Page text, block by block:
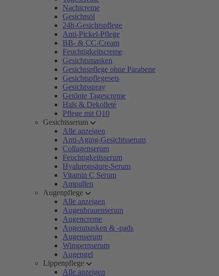
Nachtcreme
Gesichtsöl
24h-Gesichtspflege
Anti-Pickel-Pflege
BB- & CC-Cream
Feuchtigkeitscreme
Gesichtsmasken
Gesichtspflege ohne Parabene
Gesichtspflegesets
Gesichtsspray
Getönte Tagescreme
Hals & Dekolleté
Pflege mit Q10
Gesichtsserum
Alle anzeigen
Anti-Aging-Gesichtsserum
Collagenserum
Feuchtigkeitsserum
Hyaluronsäure-Serum
Vitamin C Serum
Ampullen
Augenpflege
Alle anzeigen
Augenbrauenserum
Augencreme
Augenmasken & -pads
Augenserum
Wimpernserum
Augengel
Lippenpflege
Alle anzeigen